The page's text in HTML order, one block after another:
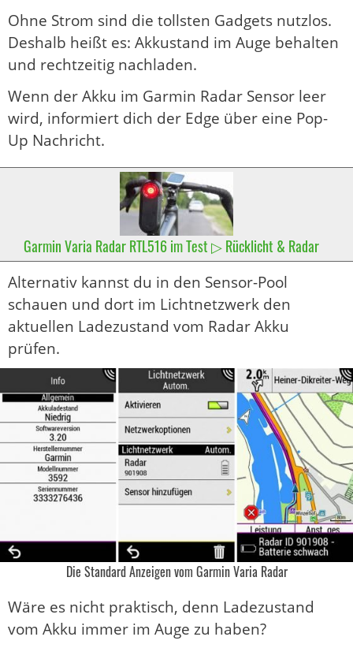
Ohne Strom sind die tollsten Gadgets nutzlos.
Deshalb heißt es: Akkustand im Auge behalten
und rechtzeitig nachladen.
Wenn der Akku im Garmin Radar Sensor leer
wird, informiert dich der Edge über eine Pop-
Up Nachricht.
Garmin Varia Radar RTL516 im Test ▷ Rücklicht & Radar
Alternativ kannst du in den Sensor-Pool
schauen und dort im Lichtnetzwerk den
aktuellen Ladezustand vom Radar Akku
prüfen.
Die Standard Anzeigen vom Garmin Varia Radar
Wäre es nicht praktisch, denn Ladezustand
vom Akku immer im Auge zu haben?